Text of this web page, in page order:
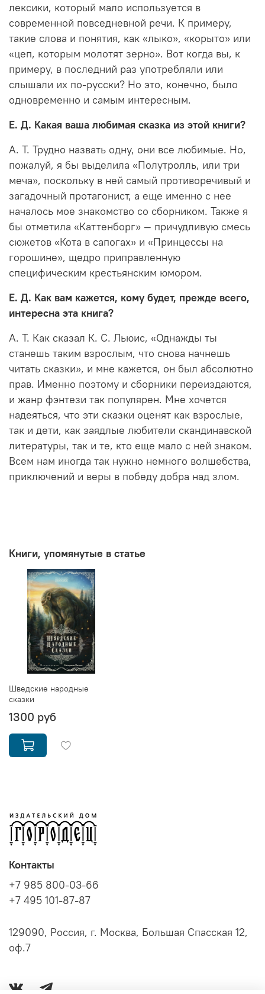
лексики, который мало используется в
современной повседневной речи. К примеру,
такие слова и понятия, как «лыко», «корыто» или
«цеп, которым молотят зерно». Вот когда вы, к
примеру, в последний раз употребляли или
слышали их по-русски? Но это, конечно, было
одновременно и самым интересным.
Е. Д. Какая ваша любимая сказка из этой книги?
А. Т. Трудно назвать одну, они все любимые. Но,
пожалуй, я бы выделила «Полутролль, или три
меча», поскольку в ней самый противоречивый и
загадочный протагонист, а еще именно с нее
началось мое знакомство со сборником. Также я
бы отметила «Каттенборг» — причудливую смесь
сюжетов «Кота в сапогах» и «Принцессы на
горошине», щедро приправленную
специфическим крестьянским юмором.
Е. Д. Как вам кажется, кому будет, прежде всего,
интересна эта книга?
А. Т. Как сказал К. С. Льюис, «Однажды ты
станешь таким взрослым, что снова начнешь
читать сказки», и мне кажется, он был абсолютно
прав. Именно поэтому и сборники переиздаются,
и жанр фэнтези так популярен. Мне хочется
надеяться, что эти сказки оценят как взрослые,
так и дети, как заядлые любители скандинавской
литературы, так и те, кто еще мало с ней знаком.
Всем нам иногда так нужно немного волшебства,
приключений и веры в победу добра над злом.
Книги, упомянутые в статье
Шведские народные
сказки
1300 руб
Контакты
+7 985 800-03-66
+7 495 101-87-87
129090, Россия, г. Москва, Большая Спасская 12,
оф.7